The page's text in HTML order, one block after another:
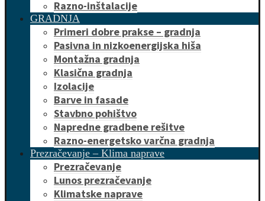
Razno-inštalacije
GRADNJA
Primeri dobre prakse – gradnja
Pasivna in nizkoenergijska hiša
Montažna gradnja
Klasična gradnja
Izolacije
Barve in fasade
Stavbno pohištvo
Napredne gradbene rešitve
Razno-energetsko varčna gradnja
Prezračevanje – Klima naprave
Prezračevanje
Lunos prezračevanje
Klimatske naprave